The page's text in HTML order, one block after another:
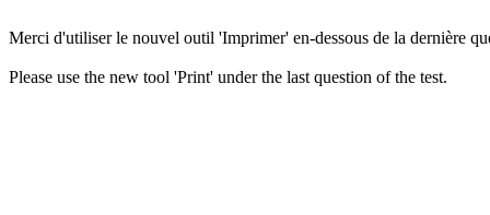
Merci d'utiliser le nouvel outil 'Imprimer' en-dessous de la dernière
Please use the new tool 'Print' under the last question of the test.